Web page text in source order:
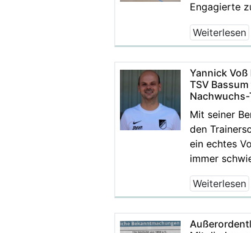
Engagierte
Weiterlesen
Yannick
TSV
Nachwuchs-
Mit seiner
den
ein echtes
immer
Weiterlesen